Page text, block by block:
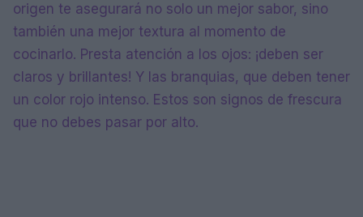
origen te asegurará no solo un mejor sabor, sino
también una mejor textura al momento de
cocinarlo. Presta atención a los ojos: ¡deben ser
claros y brillantes! Y las branquias, que deben tener
un color rojo intenso. Estos son signos de frescura
que no debes pasar por alto.